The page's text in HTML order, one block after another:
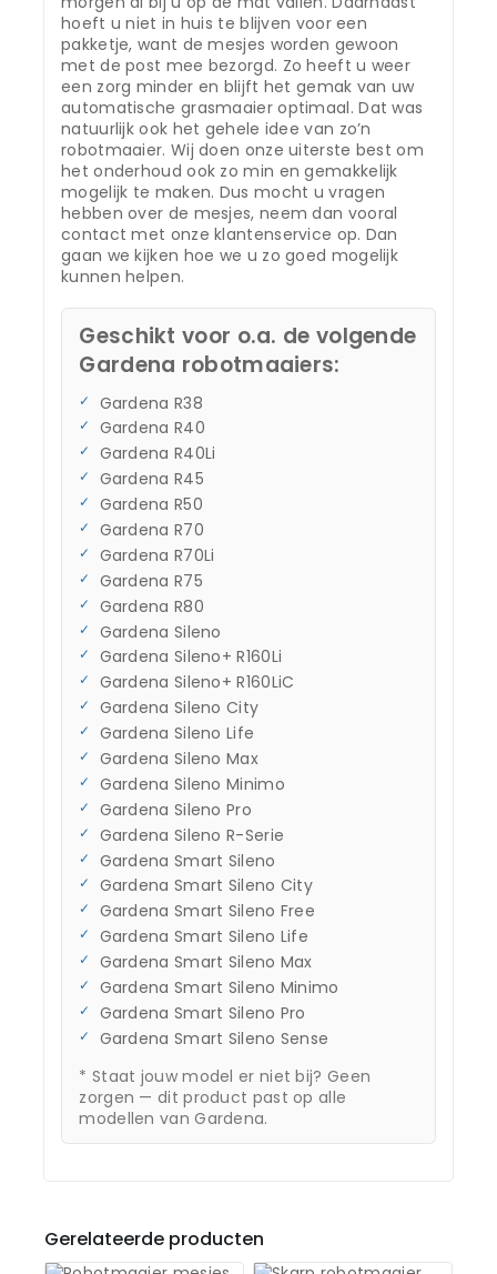
hoeft u niet in huis te blijven voor een
pakketje, want de mesjes worden gewoon
met de post mee bezorgd. Zo heeft u weer
een zorg minder en blijft het gemak van uw
automatische grasmaaier optimaal. Dat was
natuurlijk ook het gehele idee van zo’n
robotmaaier. Wij doen onze uiterste best om
het onderhoud ook zo min en gemakkelijk
mogelijk te maken. Dus mocht u vragen
hebben over de mesjes, neem dan vooral
contact met onze klantenservice op. Dan
gaan we kijken hoe we u zo goed mogelijk
kunnen helpen.
Geschikt voor o.a. de volgende
Gardena robotmaaiers:
Gardena R38
Gardena R40
Gardena R40Li
Gardena R45
Gardena R50
Gardena R70
Gardena R70Li
Gardena R75
Gardena R80
Gardena Sileno
Gardena Sileno+ R160Li
Gardena Sileno+ R160LiC
Gardena Sileno City
Gardena Sileno Life
Gardena Sileno Max
Gardena Sileno Minimo
Gardena Sileno Pro
Gardena Sileno R-Serie
Gardena Smart Sileno
Gardena Smart Sileno City
Gardena Smart Sileno Free
Gardena Smart Sileno Life
Gardena Smart Sileno Max
Gardena Smart Sileno Minimo
Gardena Smart Sileno Pro
Gardena Smart Sileno Sense
* Staat jouw model er niet bij? Geen
zorgen — dit product past op alle
modellen van Gardena.
Gerelateerde producten